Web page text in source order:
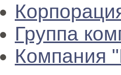
Группа
Компания